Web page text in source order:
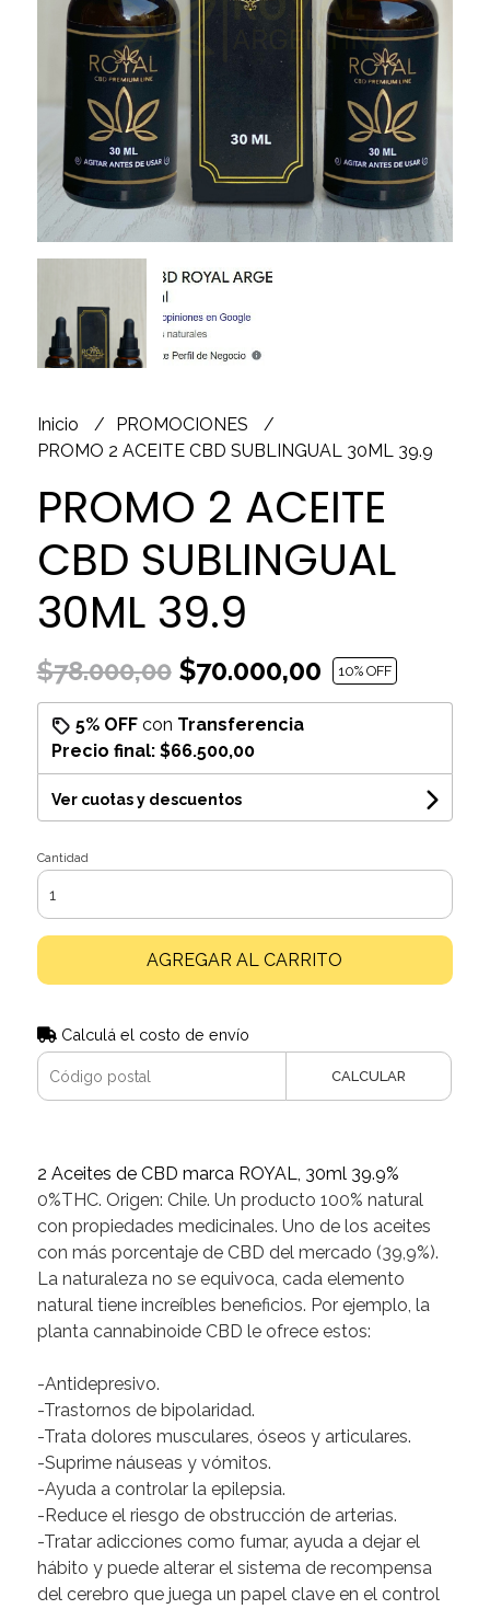
Inicio
PROMOCIONES
PROMO 2 ACEITE CBD SUBLINGUAL 30ML 39.9
PROMO 2 ACEITE
CBD SUBLINGUAL
30ML 39.9
$78.000,00$70.000,00 10% OFF
5% OFFcon Transferencia
Precio final: $66.500,00
Ver cuotas y descuentos
Cantidad
AGREGAR AL CARRITO
Calculá el costo de envío
CALCULAR
2 Aceites de CBD marca ROYAL, 30ml 39.9%
0%THC. Origen: Chile. Un producto 100% natural
con propiedades medicinales. Uno de los aceites
con más porcentaje de CBD del mercado (39,9%).
La naturaleza no se equivoca, cada elemento
natural tiene increíbles beneficios. Por ejemplo, la
planta cannabinoide CBD le ofrece estos:
-Antidepresivo.
-Trastornos de bipolaridad.
-Trata dolores musculares, óseos y articulares.
-Suprime náuseas y vómitos.
-Ayuda a controlar la epilepsia.
-Reduce el riesgo de obstrucción de arterias.
-Tratar adicciones como fumar, ayuda a dejar el
hábito y puede alterar el sistema de recompensa
del cerebro que juega un papel clave en el control